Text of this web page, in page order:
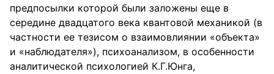
предпосылки которой были заложены еще в
середине двадцатого века квантовой механикой (в
частности ее тезисом о взаимовлиянии «объекта»
и «наблюдателя»), психоанализом, в особенности
аналитической психологией К.Г.Юнга,